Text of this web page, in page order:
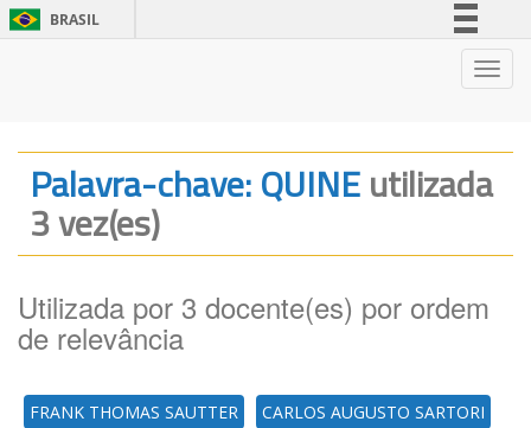
BRASIL
Legislação
Palavra-chave: QUINEutilizada
3 vez(es)
Utilizada por 3 docente(es) por ordem
de relevância
FRANK THOMAS SAUTTER CARLOS AUGUSTO SARTORI